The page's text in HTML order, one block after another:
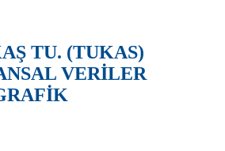
TU. (TUKAS)
VERİLER